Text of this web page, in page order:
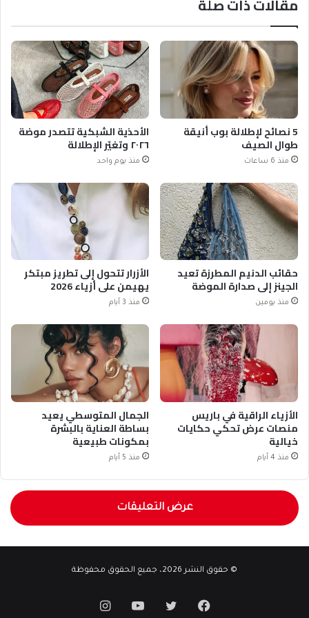
5 نصائح لإطلالة بوب أنيقة
طوال الصيف
منذ 6 ساعات
الأحذية الشبكية تتصدر موضة
٢٠٢٦ وتغيّر الإطلالة
منذ يوم واحد
حقائب الدنيم المطرزة تعيد
الجينز إلى صدارة الموضة
منذ يومين
الأزرار تتحول إلى تطريز مبتكر
يهيمن على أزياء 2026
منذ 3 أيام
الأزياء الراقية في باريس
منصات عرض تحكي حكايات
خيالية
منذ 4 أيام
الجمال المتوسطي يعيد
بساطة العناية بالبشرة
بمكونات طبيعية
منذ 5 أيام
عرض التعليقات
© حقوق النشر 2026، جميع الحقوق محفوظة
فيسبوكتويتر يوتيوبانستقرام